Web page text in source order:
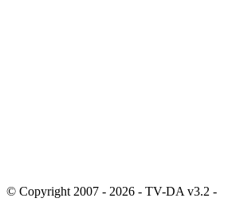
© Copyright 2007 - 2026 - TV-DA v3.2 -